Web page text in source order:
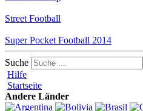
Street Football
Super Pocket Football 2014
Suche
Hilfe
Startseite
Andere Länder